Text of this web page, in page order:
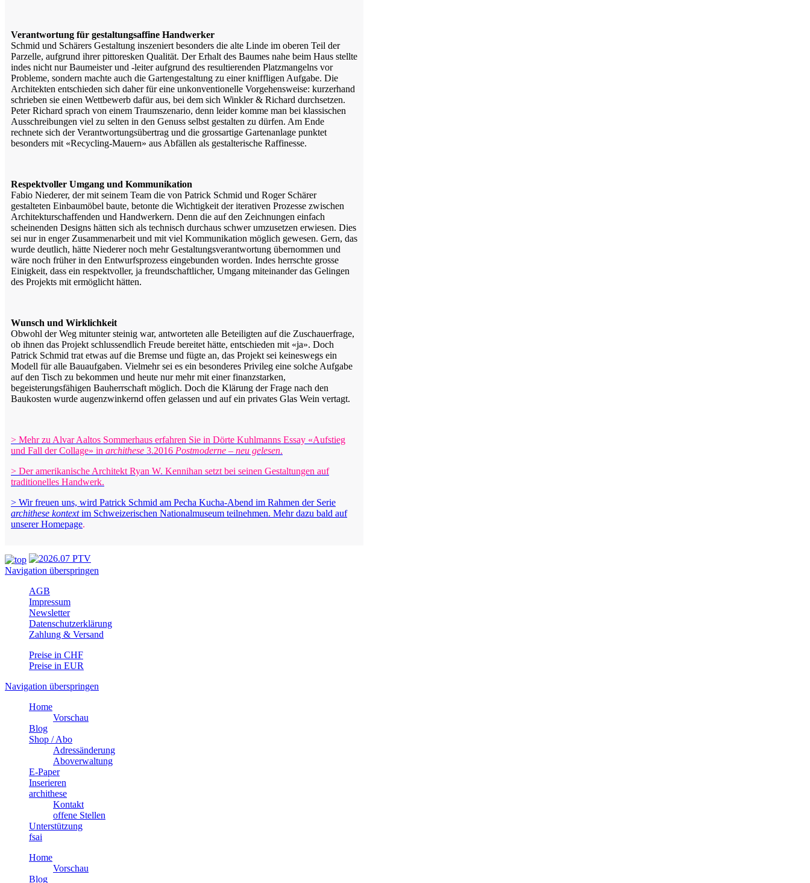
Verantwortung für gestaltungsaffine Handwerker
Schmid und Schärers Gestaltung inszeniert besonders die alte Linde im oberen Teil der
Parzelle, aufgrund ihrer pittoresken Qualität. Der Erhalt des Baumes nahe beim Haus stellte
indes nicht nur Baumeister und -leiter aufgrund des resultierenden Platzmangelns vor
Probleme, sondern machte auch die Gartengestaltung zu einer kniffligen Aufgabe. Die
Architekten entschieden sich daher für eine unkonventionelle Vorgehensweise: kurzerhand
schrieben sie einen Wettbewerb dafür aus, bei dem sich Winkler & Richard durchsetzen.
Peter Richard sprach von einem Traumszenario, denn leider komme man bei klassischen
Ausschreibungen viel zu selten in den Genuss selbst gestalten zu dürfen. Am Ende
rechnete sich der Verantwortungsübertrag und die grossartige Gartenanlage punktet
besonders mit «Recycling-Mauern» aus Abfällen als gestalterische Raffinesse.
Respektvoller Umgang und Kommunikation
Fabio Niederer, der mit seinem Team die von Patrick Schmid und Roger Schärer
gestalteten Einbaumöbel baute, betonte die Wichtigkeit der iterativen Prozesse zwischen
Architekturschaffenden und Handwerkern. Denn die auf den Zeichnungen einfach
scheinenden Designs hätten sich als technisch durchaus schwer umzusetzen erwiesen. Dies
sei nur in enger Zusammenarbeit und mit viel Kommunikation möglich gewesen. Gern, das
wurde deutlich, hätte Niederer noch mehr Gestaltungsverantwortung übernommen und
wäre noch früher in den Entwurfsprozess eingebunden worden. Indes herrschte grosse
Einigkeit, dass ein respektvoller, ja freundschaftlicher, Umgang miteinander das Gelingen
des Projekts mit ermöglicht hätten.
Wunsch und Wirklichkeit
Obwohl der Weg mitunter steinig war, antworteten alle Beteiligten auf die Zuschauerfrage,
ob ihnen das Projekt schlussendlich Freude bereitet hätte, entschieden mit «ja». Doch
Patrick Schmid trat etwas auf die Bremse und fügte an, das Projekt sei keineswegs ein
Modell für alle Bauaufgaben. Vielmehr sei es ein besonderes Privileg eine solche Aufgabe
auf den Tisch zu bekommen und heute nur mehr mit einer finanzstarken,
begeisterungsfähigen Bauherrschaft möglich. Doch die Klärung der Frage nach den
Baukosten wurde augenzwinkernd offen gelassen und auf ein privates Glas Wein vertagt.
> Mehr zu Alvar Aaltos Sommerhaus erfahren Sie in Dörte Kuhlmanns Essay «Aufstieg
und Fall der Collage» in archithese 3.2016 Postmoderne – neu gelesen.
> Der amerikanische Architekt Ryan W. Kennihan setzt bei seinen Gestaltungen auf
traditionelles Handwerk.
> Wir freuen uns, wird Patrick Schmid am Pecha Kucha-Abend im Rahmen der Serie
archithese kontextim Schweizerischen Nationalmuseum teilnehmen. Mehr dazu bald auf
unserer Homepage.
Navigation überspringen
AGB
Impressum
Newsletter
Datenschutzerklärung
Zahlung & Versand
Preise in CHF
Preise in EUR
Navigation überspringen
Home
Vorschau
Blog
Shop / Abo
Adressänderung
Aboverwaltung
E-Paper
Inserieren
archithese
Kontakt
offene Stellen
Unterstützung
fsai
Home
Vorschau
Blog